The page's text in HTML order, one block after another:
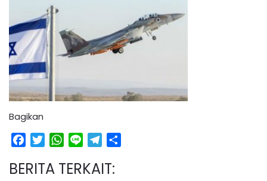
Bagikan
Facebook
TwitterWhatsApp
Line Telegram
BERITA TERKAIT: